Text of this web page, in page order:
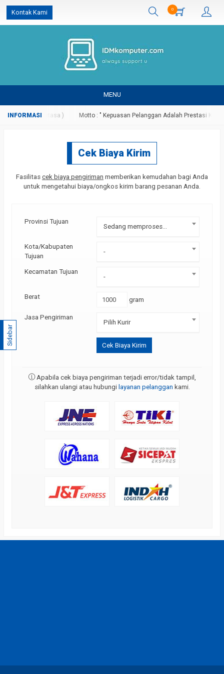
Kontak Kami 0
MENU
( Promo Terbatasa ) Motto : " Kepuasan Pelanggan Adalah Prestasi Kami "
Cek Biaya Kirim
Fasilitas cek biaya pengiriman memberikan kemudahan bagi Anda
untuk mengetahui biaya/ongkos kirim barang pesanan Anda.
Provinsi Tujuan
Sedang memproses...
Kota/Kabupaten
Tujuan
-
Kecamatan Tujuan
-
Berat gram
Jasa Pengiriman
Pilih Kurir
Cek Biaya Kirim
Apabila cek biaya pengiriman terjadi error/tidak tampil,
silahkan ulangi atau hubungi layanan pelanggan kami.
Sidebar